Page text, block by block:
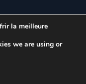
la meilleure
we are using or